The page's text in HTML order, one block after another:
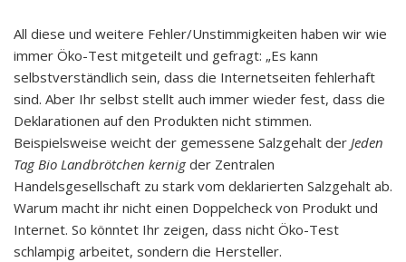
All diese und weitere Fehler/Unstimmigkeiten haben wir wie
immer Öko-Test mitgeteilt und gefragt: „Es kann
selbstverständlich sein, dass die Internetseiten fehlerhaft
sind. Aber Ihr selbst stellt auch immer wieder fest, dass die
Deklarationen auf den Produkten nicht stimmen.
Beispielsweise weicht der gemessene Salzgehalt der Jeden
Tag Bio Landbrötchen kernigder Zentralen
Handelsgesellschaft zu stark vom deklarierten Salzgehalt ab.
Warum macht ihr nicht einen Doppelcheck von Produkt und
Internet. So könntet Ihr zeigen, dass nicht Öko-Test
schlampig arbeitet, sondern die Hersteller.